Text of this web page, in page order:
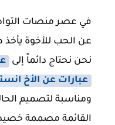
في عصر منصات
عن الحب للأخوة يأخذ
نحن نحتاج دائماً إلى
عبارات عن الأخ
القائمة مصممة